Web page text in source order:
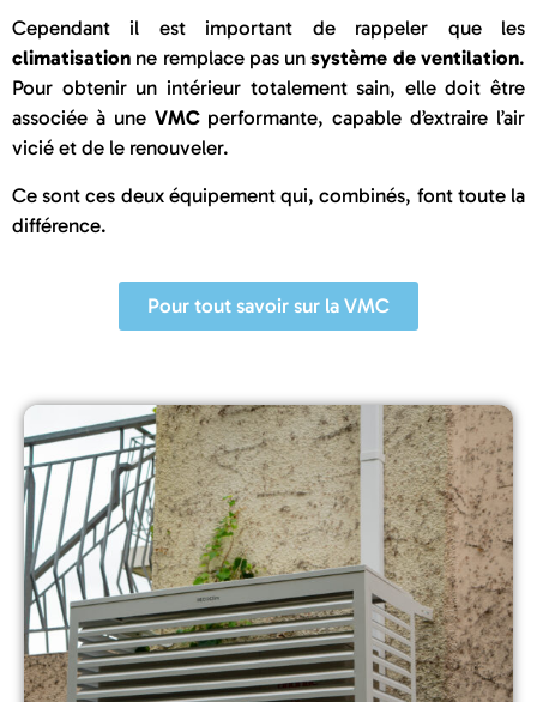
Cependant il est important de rappeler que les
climatisation ne remplace pas unsystème de ventilation.
Pour obtenir un intérieur totalement sain, elle doit être
associée à une VMCperformante, capable d’extraire l’air
vicié et de le renouveler.
Ce sont ces deux équipement qui, combinés, font toute la
différence.
Pour tout savoir sur la VMC